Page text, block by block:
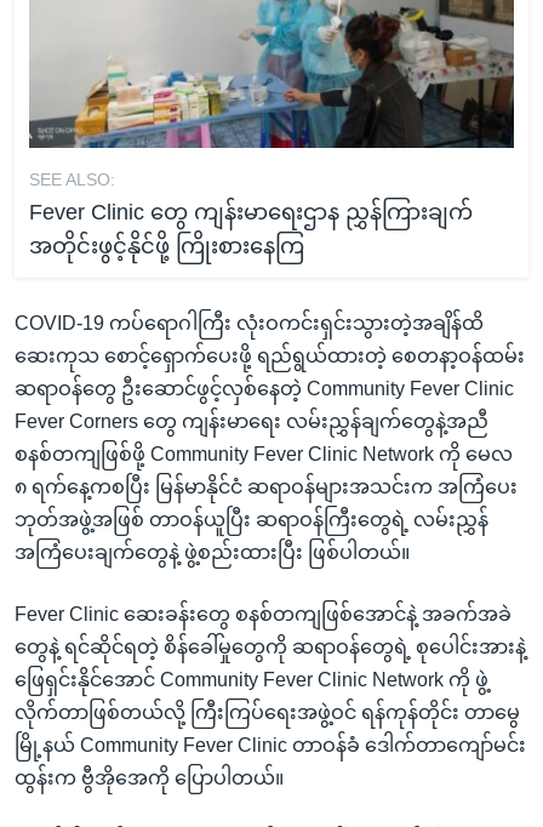
SEE ALSO:
Fever Clinic တွေ ကျန်းမာရေးဌာန ညွှန်ကြားချက်
အတိုင်းဖွင့်နိုင်ဖို့ ကြိုးစားနေကြ
COVID-19 ကပ်ရောဂါကြီး လုံးဝကင်းရှင်းသွားတဲ့အချိန်ထိ
ဆေးကုသ စောင့်ရှောက်ပေးဖို့ ရည်ရွယ်ထားတဲ့ စေတနာ့ဝန်ထမ်း
ဆရာဝန်တွေ ဦးဆောင်ဖွင့်လှစ်နေတဲ့ Community Fever Clinic
Fever Corners တွေ ကျန်းမာရေး လမ်းညွှန်ချက်တွေနဲ့အညီ
စနစ်တကျဖြစ်ဖို့ Community Fever Clinic Network ကို မေလ
၈ ရက်နေ့ကစပြီး မြန်မာနိုင်ငံ ဆရာဝန်များအသင်းက အကြံပေး
ဘုတ်အဖွဲ့အဖြစ် တာဝန်ယူပြီး ဆရာဝန်ကြီးတွေရဲ့ လမ်းညွှန်
အကြံပေးချက်တွေနဲ့ ဖွဲ့စည်းထားပြီး ဖြစ်ပါတယ်။
Fever Clinic ဆေးခန်းတွေ စနစ်တကျဖြစ်အောင်နဲ့ အခက်အခဲ
တွေနဲ့ ရင်ဆိုင်ရတဲ့ စိန်ခေါ်မှုတွေကို ဆရာဝန်တွေရဲ့ စုပေါင်းအားနဲ့
ဖြေရှင်းနိုင်အောင် Community Fever Clinic Network ကို ဖွဲ့
လိုက်တာဖြစ်တယ်လို့ ကြီးကြပ်ရေးအဖွဲ့ဝင် ရန်ကုန်တိုင်း တာမွေ
မြို့နယ် Community Fever Clinic တာဝန်ခံ ဒေါက်တာကျော်မင်း
ထွန်းက ဗွီအိုအေကို ပြောပါတယ်။